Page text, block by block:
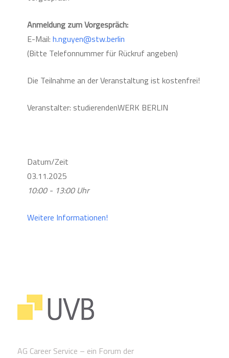
Anmeldung zum Vorgespräch:
E-Mail: h.nguyen@stw.berlin
(Bitte Telefonnummer für Rückruf angeben)
Die Teilnahme an der Veranstaltung ist kostenfrei!
Veranstalter: studierendenWERK BERLIN
Datum/Zeit
03.11.2025
10:00 - 13:00 Uhr
Weitere Informationen!
AG Career Service – ein Forum der